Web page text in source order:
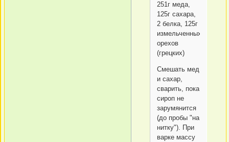
251г меда,
125г сахара,
2 белка, 125г
измельченных
орехов
(грецких)
Смешать мед
и сахар,
сварить, пока
сироп не
зарумянится
(до пробы "на
нитку"). При
варке массу